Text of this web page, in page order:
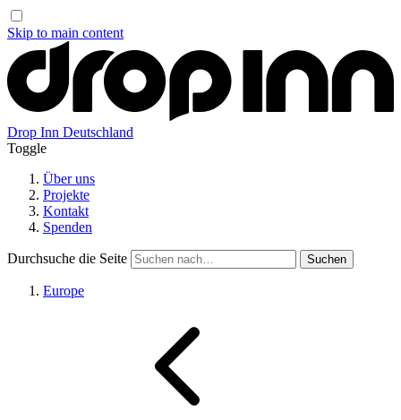
Skip to main content
Drop Inn Deutschland
Toggle
Über uns
Projekte
Kontakt
Spenden
Durchsuche die Seite
Europe